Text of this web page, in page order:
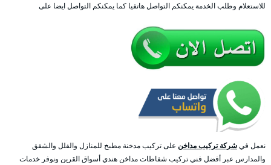
للاستعلام وطلب الخدمة يمكنكم التواصل هاتفيا كما يمكنكم التواصل ايضا على
نعمل فيشركة تركيب مداخن على تركيب مدخنة مطبخ للمنازل والفلل والشقق
والمدارس عبر أفضل فني تركيب شفاطات مداخن هندي أسواق القرين ونوفر خدمات